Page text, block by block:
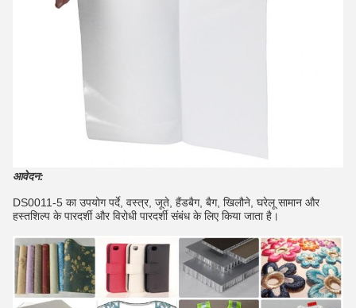
आवेदन:
DS0011-5 का उपयोग पर्दे, वस्त्र, जूते, हैंडबैग, बैग, खिलौने, घरेलू सामान और
हस्तशिल्प के पारदर्शी और विरोधी पारदर्शी संबंध के लिए किया जाता है।